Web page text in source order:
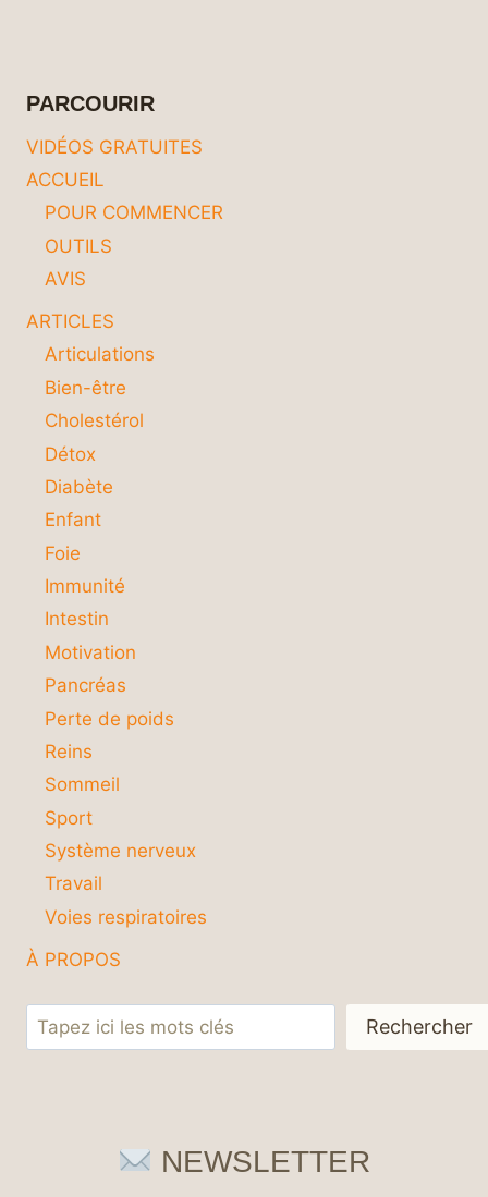
PARCOURIR
VIDÉOS GRATUITES
ACCUEIL
POUR COMMENCER
OUTILS
AVIS
ARTICLES
Articulations
Bien-être
Cholestérol
Détox
Diabète
Enfant
Foie
Immunité
Intestin
Motivation
Pancréas
Perte de poids
Reins
Sommeil
Sport
Système nerveux
Travail
Voies respiratoires
À PROPOS
Rechercher Rechercher
NEWSLETTER